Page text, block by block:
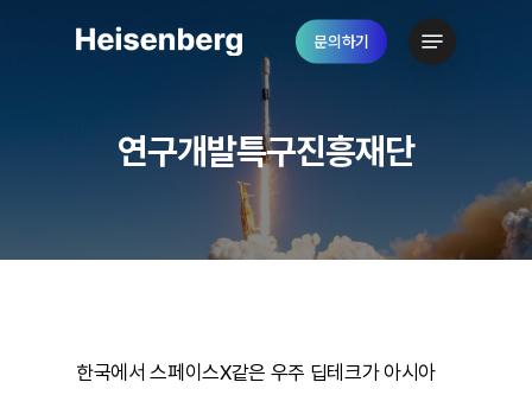
문의하기
Menu
연구개발특구진흥재단
한국에서 스페이스X같은 우주 딥테크가 아시아